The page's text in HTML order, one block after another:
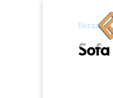
Beranda